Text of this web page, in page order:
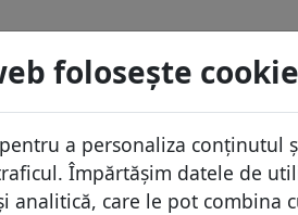
foloseşte
a personaliza conținutul
Împărtășim datele de
analitică, care le pot combina
domeniilor
Domenii
Domenii
Domenii
de preţuri
Caută
Protecţia
Gazduire
WHOIS